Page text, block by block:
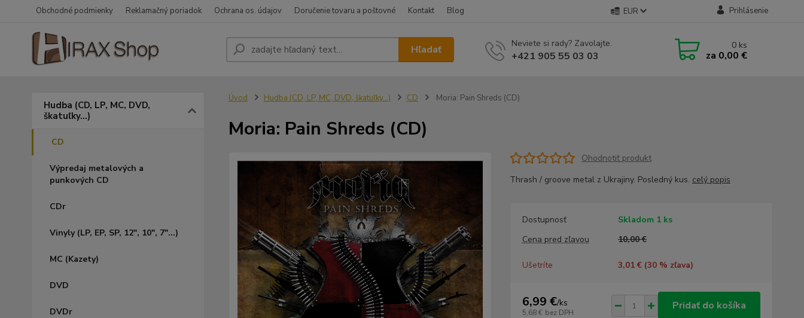
Obchodné podmienky Reklamačný poriadok Ochrana os. údajov Doručenie tovaru a poštovné Kontakt Blog EUR Prihlásenie
Hľadať Neviete si rady? Zavolajte.
+421 905 55 03 03
0 ks
za 0,00 €
Hudba (CD, LP, MC, DVD,
škatuľky...)
CD
Výpredaj metalových a
punkových CD
CDr
Vinyly (LP, EP, SP, 12", 10", 7"...)
MC (Kazety)
DVD
DVDr
Úvod Hudba (CD, LP, MC, DVD, škatuľky...) CD Moria: Pain Shreds (CD)
Moria: Pain Shreds (CD)
Ohodnotiť produkt
Thrash / groove metal z Ukrajiny. Posledný kus. celý popis
Dostupnosť
Skladom 1 ks
Cena pred zľavou
10,00 €
Ušetríte 3,01 € (30% zľava)
6,99 €/ks
5,68 € bez DPH
Pridať do košíka